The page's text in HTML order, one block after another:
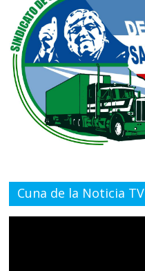
Cuna de la Noticia TV